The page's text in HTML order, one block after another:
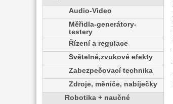
Audio-Video
Měřidla-generátory-
testery
Řízení a regulace
Světelné,zvukové efekty
Zabezpečovací technika
Zdroje, měniče, nabíječky
Robotika + naučné